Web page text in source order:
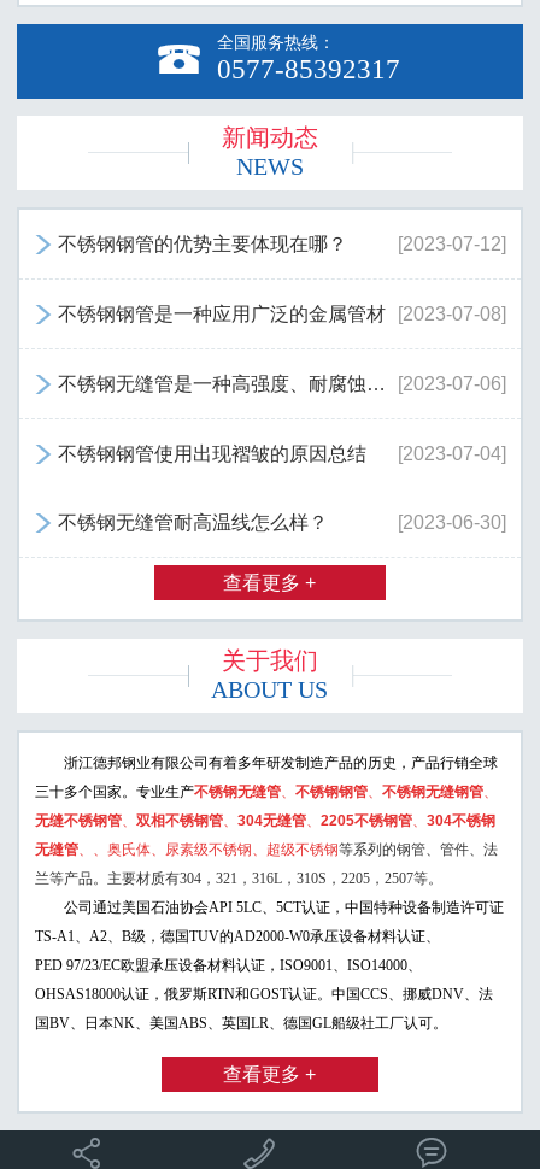
 全国服务热线：
0577-85392317
新闻动态
NEWS
 [2023-07-12]
不锈钢钢管的优势主要体现在哪？
 [2023-07-08]
不锈钢钢管是一种应用广泛的金属管材
 [2023-07-06]
不锈钢无缝管是一种高强度、耐腐蚀的管类产品
 [2023-07-04]
不锈钢钢管使用出现褶皱的原因总结
 [2023-06-30]
不锈钢无缝管耐高温线怎么样？
查看更多 +
关于我们
ABOUT US
浙江德邦钢业有限公司有着多年研发制造产品的历史，产品行销全球
三十多个国家。专业生产不锈钢无缝管、不锈钢钢管、不锈钢无缝钢管、
无缝不锈钢管、双相不锈钢管、304无缝管、2205不锈钢管、304不锈钢
无缝管、 、奥氏体、尿素级不锈钢、超级不锈钢等系列的钢管、管件、法
兰等产品。主要材质有304，321，316L，310S，2205，2507等。
公司通过美国石油协会API 5LC、5CT认证，中国特种设备制造许可证
TS-A1、A2、B级，德国TUV的AD2000-W0承压设备材料认证、
PED 97/23/EC欧盟承压设备材料认证，ISO9001、ISO14000、
OHSAS18000认证，俄罗斯RTN和GOST认证。中国CCS、挪威DNV、法
国BV、日本NK、美国ABS、英国LR、德国GL船级社工厂认可。
查看更多 +
  